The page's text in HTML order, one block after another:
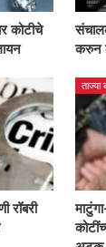
कोटीचे
करुन
रॉबरी
ताज्या